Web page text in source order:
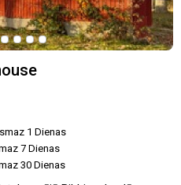
1 Dienas
7 Dienas
30 Dienas